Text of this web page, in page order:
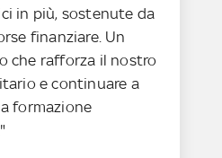
in più, sostenute da
finanziare. Un
che rafforza il nostro
e continuare a
formazione